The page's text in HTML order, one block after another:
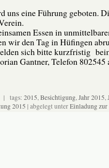
uns eine Führung geboten.
Essen in
wir den Tag in Hüfingen
sich bitte kurzfristig
Gantner, Telefon 802545
| tags: 2015,Besichtigung,Jahr 2015,
2015 | abgelegt unterEinladung zur